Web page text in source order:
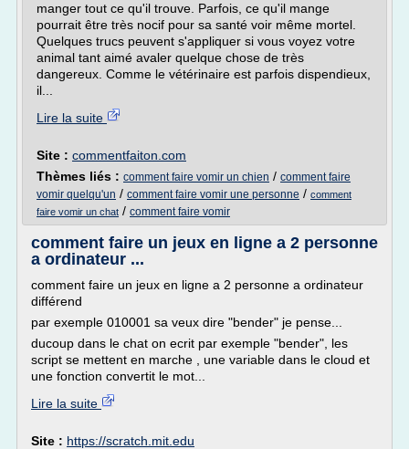
manger tout ce qu'il trouve. Parfois, ce qu'il mange
pourrait être très nocif pour sa santé voir même mortel.
Quelques trucs peuvent s'appliquer si vous voyez votre
animal tant aimé avaler quelque chose de très
dangereux. Comme le vétérinaire est parfois dispendieux,
il...
Lire la suite
Site : commentfaiton.com
Thèmes liés : comment faire vomir un chien / comment faire
vomir quelqu'un / comment faire vomir une personne / comment
faire vomir un chat / comment faire vomir
comment faire un jeux en ligne a 2 personne
a ordinateur ...
comment faire un jeux en ligne a 2 personne a ordinateur
différend
par exemple 010001 sa veux dire "bender" je pense...
ducoup dans le chat on ecrit par exemple "bender", les
script se mettent en marche , une variable dans le cloud et
une fonction convertit le mot...
Lire la suite
Site : https://scratch.mit.edu